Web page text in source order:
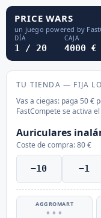
PRICE WARS
un juego powered by
DÍA
1 / 20
CAJA
4000 €
TU TIENDA — FIJA
Vas a ciegas: paga 50 €
FastCompete se activa
Auriculares
Coste de compra: 80 €
−10 −1
AGGROMART
•••